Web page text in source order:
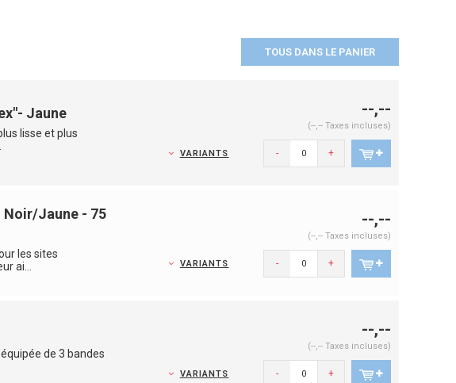
TOUS DANS LE PANIER
Jaune
lisse et plus
--,--
(--,-- Taxes incluses)
VARIANTS - +
Noir/Jaune - 75
les sites
ai...
--,--
(--,-- Taxes incluses)
VARIANTS - +
de 3 bandes
--,--
(--,-- Taxes incluses)
VARIANTS - +